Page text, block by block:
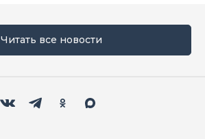
Читать все новости